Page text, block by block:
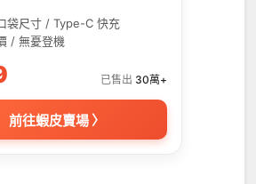
袋尺寸 / Type-C 快充
/ 無憂登機
已售出 30萬+
前往蝦皮賣場 〉